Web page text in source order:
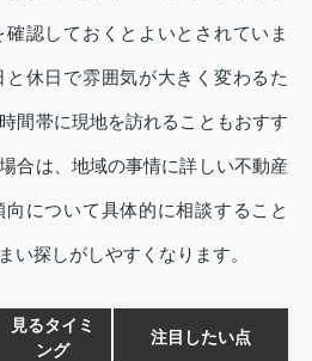
認しておくとよいとされていま
休日で雰囲気が大きく変わるた
間帯に現地を訪れることもおすす
合は、地域の事情に詳しい不動産
について具体的に相談すること
い探しがしやすくなります。
見るタイミ
ング
注目したい点